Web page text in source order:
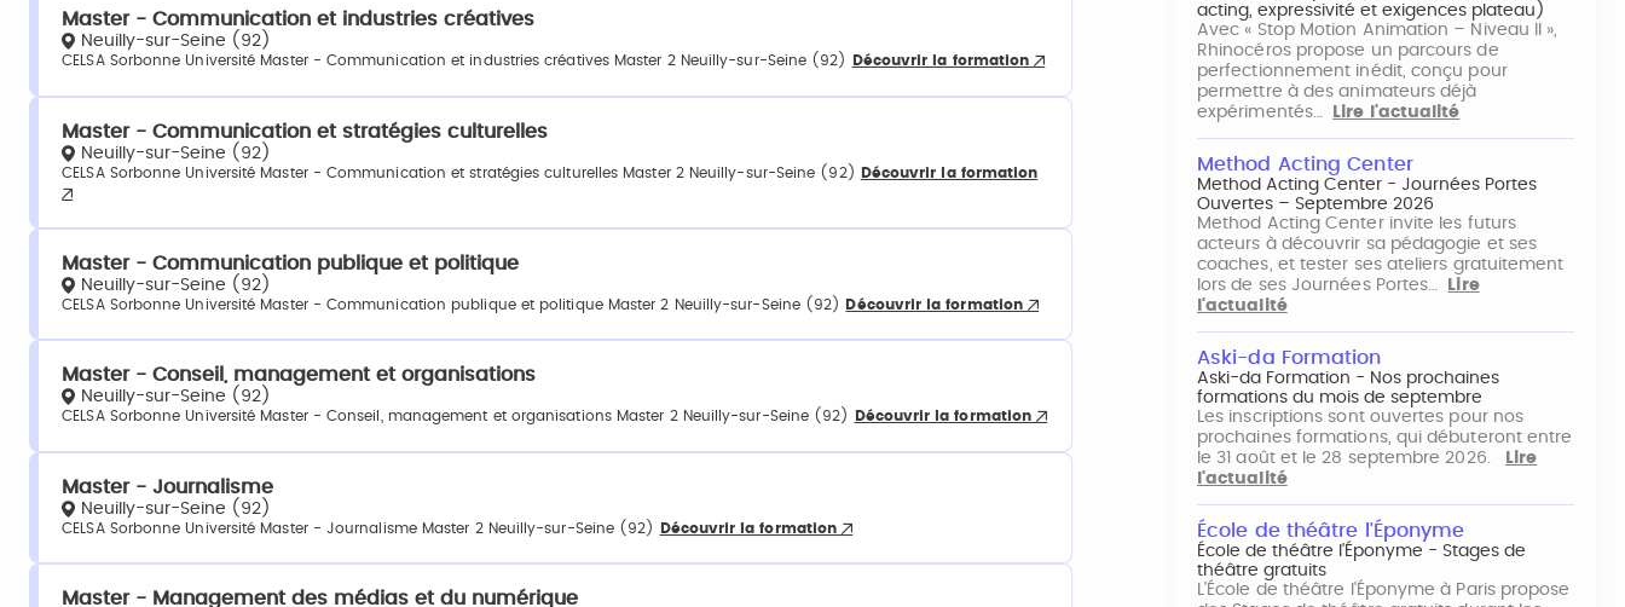
Master - Communication et industries créatives
Neuilly-sur-Seine (92)
CELSA Sorbonne Université Master - Communication et industries créatives Master 2 Neuilly-sur-Seine (92) Découvrir la formation
Master - Communication et stratégies culturelles
Neuilly-sur-Seine (92)
CELSA Sorbonne Université Master - Communication et stratégies culturelles Master 2 Neuilly-sur-Seine (92) Découvrir la formation
Master - Communication publique et politique
Neuilly-sur-Seine (92)
CELSA Sorbonne Université Master - Communication publique et politique Master 2 Neuilly-sur-Seine (92) Découvrir la formation
Master - Conseil, management et organisations
Neuilly-sur-Seine (92)
CELSA Sorbonne Université Master - Conseil, management et organisations Master 2 Neuilly-sur-Seine (92) Découvrir la formation
Master - Journalisme
Neuilly-sur-Seine (92)
CELSA Sorbonne Université Master - Journalisme Master 2 Neuilly-sur-Seine (92) Découvrir la formation
Master - Management des médias et du numérique
acting, expressivité et exigences plateau)
Avec « Stop Motion Animation – Niveau II »,
Rhinocéros propose un parcours de
perfectionnement inédit, conçu pour
permettre à des animateurs déjà
expérimentés…
Lire l'actualité
Method Acting Center
Method Acting Center - Journées Portes
Ouvertes – Septembre 2026
Method Acting Center invite les futurs
acteurs à découvrir sa pédagogie et ses
coaches, et tester ses ateliers gratuitement
lors de ses Journées Portes…
Lire
l'actualité
Aski-da Formation
Aski-da Formation - Nos prochaines
formations du mois de septembre
Les inscriptions sont ouvertes pour nos
prochaines formations, qui débuteront entre
le 31 août et le 28 septembre 2026.
Lire
l'actualité
École de théâtre l'Éponyme
École de théâtre l'Éponyme - Stages de
théâtre gratuits
L'École de théâtre l'Éponyme à Paris propose